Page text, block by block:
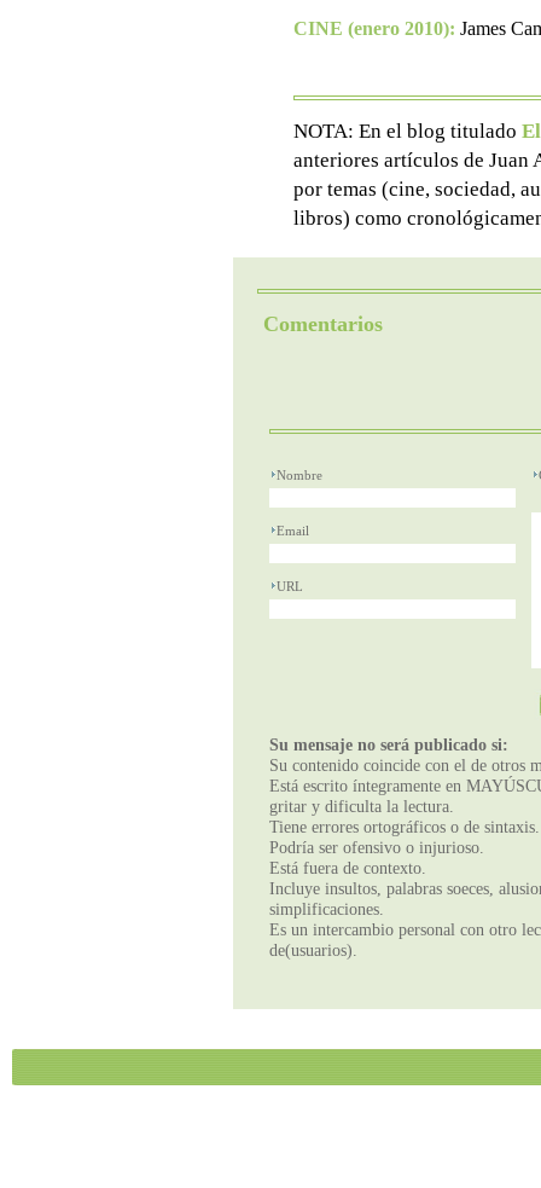
CINE (enero 2010): James
NOTA: En el blog titulado
anteriores artículos de Juan
por temas (cine, sociedad,
libros) como
Comentarios
Nombre
Email
URL
Su mensaje no será publicado si:
Su contenido coincide con el de otros
Está escrito íntegramente en
gritar y dificulta la lectura.
Tiene errores ortográficos o de sintaxis.
Podría ser ofensivo o injurioso.
Está fuera de contexto.
Incluye insultos, palabras soeces,
simplificaciones.
Es un intercambio personal con otro
de(usuarios).